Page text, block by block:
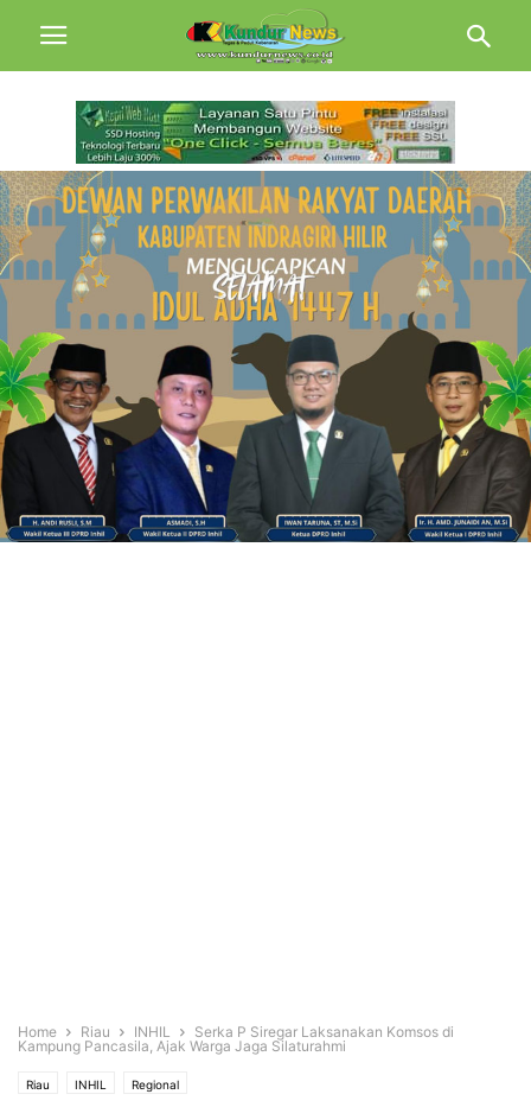
Home Riau INHIL
Serka P Siregar Laksanakan Komsos di
Kampung Pancasila, Ajak Warga Jaga Silaturahmi
Riau INHIL Regional